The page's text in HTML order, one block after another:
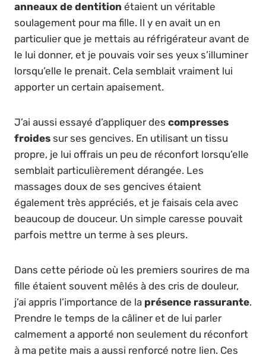
anneaux de dentition étaient un véritable
soulagement pour ma fille. Il y en avait un en
particulier que je mettais au réfrigérateur avant de
le lui donner, et je pouvais voir ses yeux s’illuminer
lorsqu’elle le prenait. Cela semblait vraiment lui
apporter un certain apaisement.
J’ai aussi essayé d’appliquer des compresses
froides sur ses gencives. En utilisant un tissu
propre, je lui offrais un peu de réconfort lorsqu’elle
semblait particulièrement dérangée. Les
massages doux de ses gencives étaient
également très appréciés, et je faisais cela avec
beaucoup de douceur. Un simple caresse pouvait
parfois mettre un terme à ses pleurs.
Dans cette période où les premiers sourires de ma
fille étaient souvent mêlés à des cris de douleur,
j’ai appris l’importance de la présence rassurante.
Prendre le temps de la câliner et de lui parler
calmement a apporté non seulement du réconfort
à ma petite mais a aussi renforcé notre lien. Ces